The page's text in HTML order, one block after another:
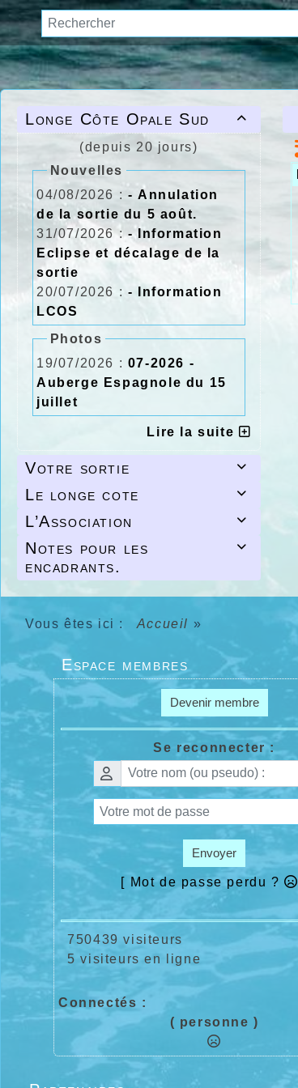

Longe Côte Opale Sud
(depuis 20 jours)
Nouvelles
04/08/2026 : - Annulation
de la sortie du 5 août.
31/07/2026 :- Information
Eclipse et décalage de la
sortie
20/07/2026 : - Information
LCOS
Photos
19/07/2026 : 07-2026 -
Auberge Espagnole du 15
juillet
Lire la suite

Votre sortie

Le longe cote

L’Association

Notes pour les
encadrants.
Vous êtes ici : Accueil »
Espace membres
Devenir membre
Se reconnecter :
Envoyer
[ Mot de passe perdu ?
750439 visiteurs
5 visiteurs en ligne
Connectés :
( personne )